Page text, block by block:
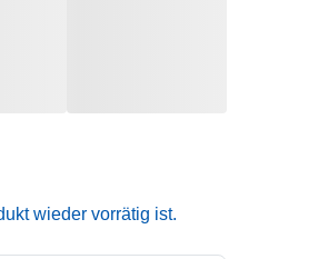
wieder vorrätig ist.